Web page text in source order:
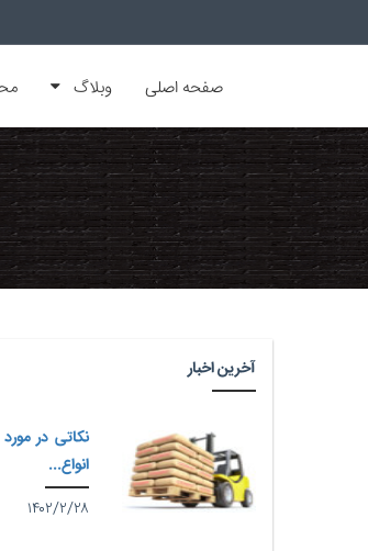
صفحه اصلی وبلاگ
آخرین اخبار
نکاتی در
انواع...
۱۴۰۲/۲/۲۸